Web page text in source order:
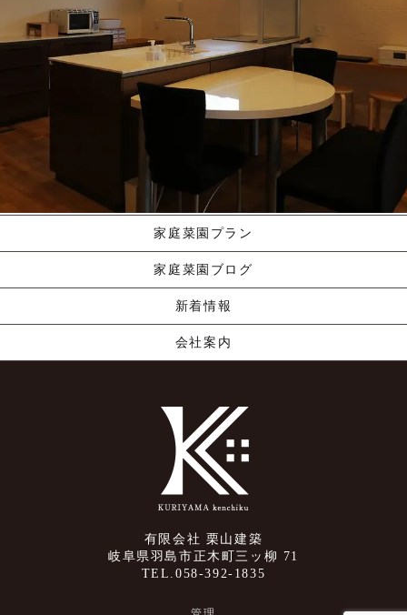
資料請求する
施工ギャラリー
くりやま建築のこだわり
家庭菜園プラン
家庭菜園ブログ
新着情報
会社案内
有限会社 栗山建築
岐阜県羽島市正木町三ッ柳 71
TEL.058-392-1835